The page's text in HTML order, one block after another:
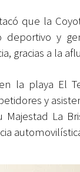
que la
deportivo y
gracias a la
la playa El
y
Majestad La